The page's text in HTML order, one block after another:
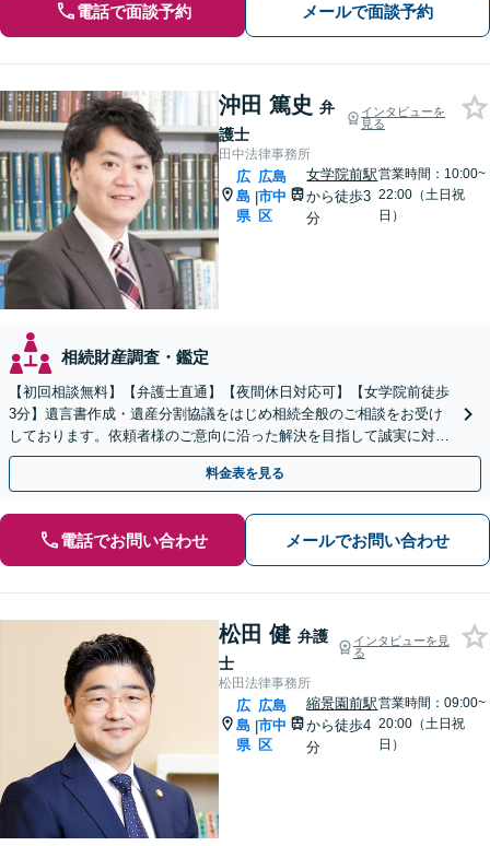
電話で面談予約 メールで面談予約
沖田 篤史 弁
護士
インタビューを
見る
田中法律事務所
広
島
県
|
広島
市中
区
女学院前駅
から徒歩3
分
営業時間：10:00~
22:00（土日祝
日）
相続財産調査・鑑定
【初回相談無料】【弁護士直通】【夜間休日対応可】【女学院前徒歩
3分】遺言書作成・遺産分割協議をはじめ相続全般のご相談をお受け
しております。依頼者様のご意向に沿った解決を目指して誠実に対応
いたします。お気軽にご相談下さい。
料金表を見る
電話でお問い合わせ メールでお問い合わせ
松田 健 弁護
士
インタビューを見
る
松田法律事務所
広
島
県
|
広島
市中
区
縮景園前駅
から徒歩4
分
営業時間：09:00~
20:00（土日祝
日）